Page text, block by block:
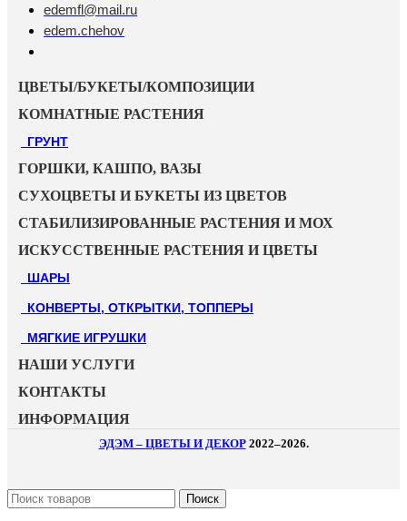
edemfl@mail.ru
edem.chehov
ЦВЕТЫ/БУКЕТЫ/КОМПОЗИЦИИ
КОМНАТНЫЕ РАСТЕНИЯ
ГРУНТ
ГОРШКИ, КАШПО, ВАЗЫ
СУХОЦВЕТЫ И БУКЕТЫ ИЗ ЦВЕТОВ
СТАБИЛИЗИРОВАННЫЕ РАСТЕНИЯ И МОХ
ИСКУССТВЕННЫЕ РАСТЕНИЯ И ЦВЕТЫ
ШАРЫ
КОНВЕРТЫ, ОТКРЫТКИ, ТОППЕРЫ
МЯГКИЕ ИГРУШКИ
НАШИ УСЛУГИ
КОНТАКТЫ
ИНФОРМАЦИЯ
ЭДЭМ – ЦВЕТЫ И ДЕКОР 2022–2026.
Поиск